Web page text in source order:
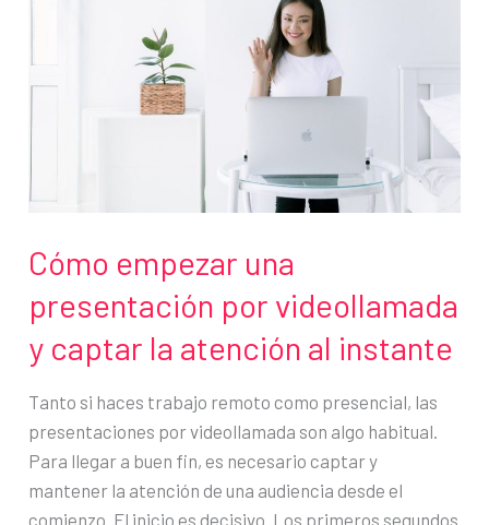
Cómo empezar una
presentación por videollamada
y captar la atención al instante
Tanto si haces trabajo remoto como presencial, las
presentaciones por videollamada son algo habitual.
Para llegar a buen fin, es necesario captar y
mantener la atención de una audiencia desde el
comienzo. El inicio es decisivo. Los primeros segundos